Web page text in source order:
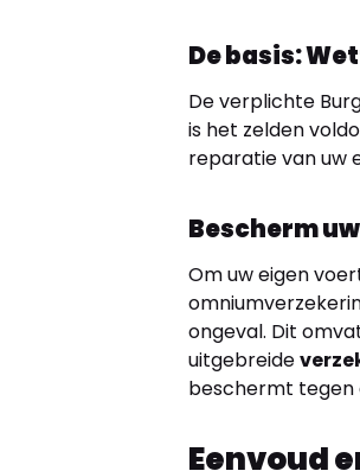
De basis:
De verplichte
is het zelden
reparatie van uw
Bescherm
Om uw eigen
ongeval. Dit
uitgebreide
beschermt tegen
Eenvoud